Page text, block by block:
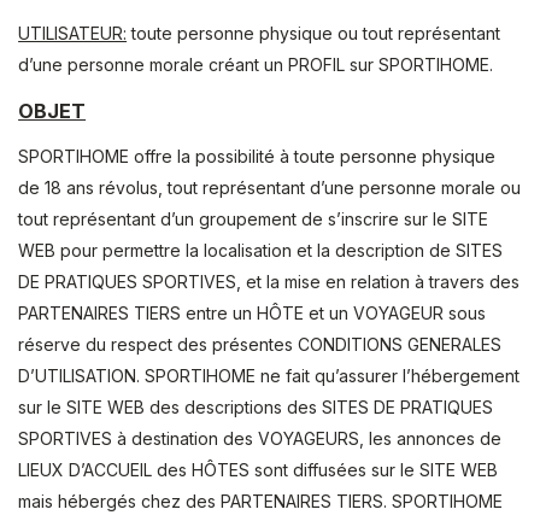
UTILISATEUR: toute personne physique ou tout représentant
d’une personne morale créant un PROFIL sur SPORTIHOME.
OBJET
SPORTIHOME offre la possibilité à toute personne physique
de 18 ans révolus, tout représentant d’une personne morale ou
tout représentant d’un groupement de s’inscrire sur le SITE
WEB pour permettre la localisation et la description de SITES
DE PRATIQUES SPORTIVES, et la mise en relation à travers des
PARTENAIRES TIERS entre un HÔTE et un VOYAGEUR sous
réserve du respect des présentes CONDITIONS GENERALES
D’UTILISATION. SPORTIHOME ne fait qu’assurer l’hébergement
sur le SITE WEB des descriptions des SITES DE PRATIQUES
SPORTIVES à destination des VOYAGEURS, les annonces de
LIEUX D’ACCUEIL des HÔTES sont diffusées sur le SITE WEB
mais hébergés chez des PARTENAIRES TIERS. SPORTIHOME